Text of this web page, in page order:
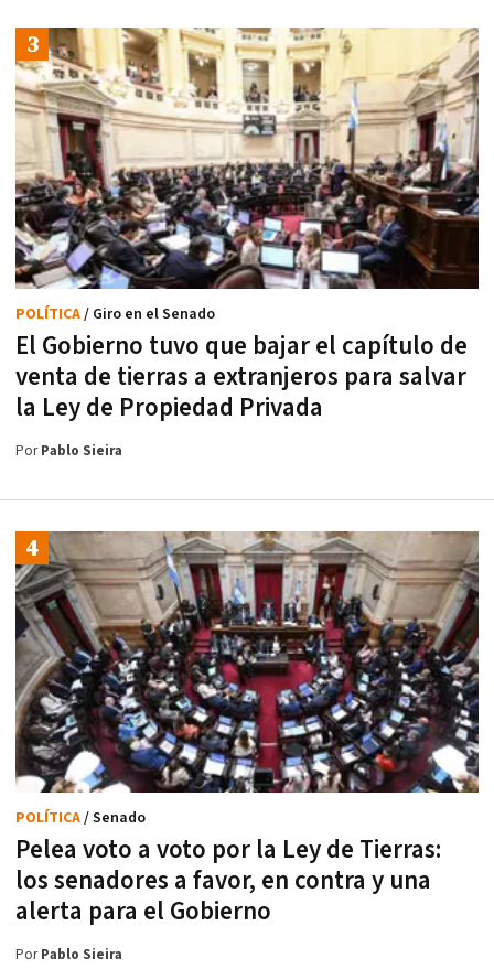
El Gobierno tuvo que bajar el capítulo de
venta de tierras a extranjeros para salvar
la Ley de Propiedad Privada
POLÍTICA/ Giro en el Senado
PorPablo Sieira
Pelea voto a voto por la Ley de Tierras:
los senadores a favor, en contra y una
alerta para el Gobierno
POLÍTICA/ Senado
PorPablo Sieira